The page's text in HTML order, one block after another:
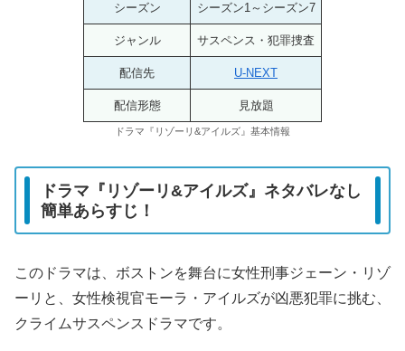
シーズン シーズン1～シーズン7
ジャンル サスペンス・犯罪捜査
配信先 U-NEXT
配信形態 見放題
ドラマ『リゾーリ&アイルズ』基本情報
ドラマ『リゾーリ&アイルズ』ネタバレなし
簡単あらすじ！
このドラマは、ボストンを舞台に女性刑事ジェーン・リゾ
ーリと、女性検視官モーラ・アイルズが凶悪犯罪に挑む、
クライムサスペンスドラマです。